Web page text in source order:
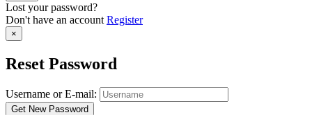
Lost your password?
Don't have an account Register
×
Reset Password
Username or E-mail: